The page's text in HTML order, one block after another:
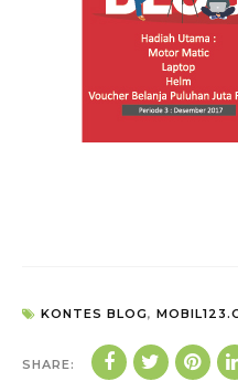
KONTES BLOG,
SHARE: